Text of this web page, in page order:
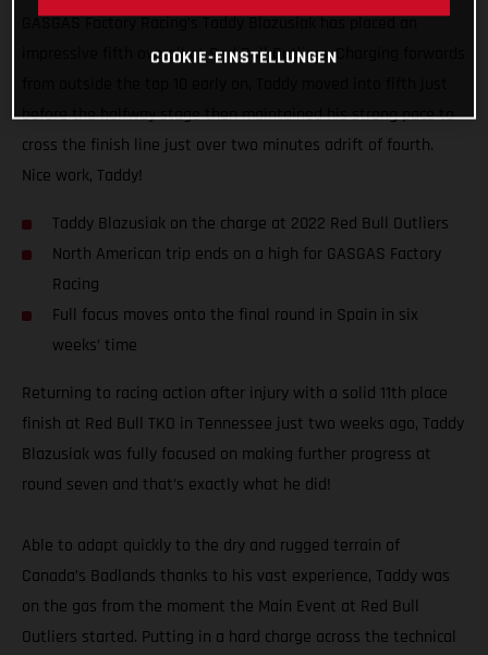
GASGAS Factory Racing’s Taddy Blazusiak has placed an
impressive fifth overall at Red Bull Outliers. Charging forwards
before the halfway stage then maintained his strong pace to
cross the finish line just over two minutes adrift of fourth.
Nice work, Taddy!
Taddy Blazusiak on the charge at 2022 Red Bull Outliers
North American trip ends on a high for GASGAS Factory
Racing
Full focus moves onto the final round in Spain in six
weeks’ time
Returning to racing action after injury with a solid 11th place
finish at Red Bull TKO in Tennessee just two weeks ago, Taddy
Blazusiak was fully focused on making further progress at
round seven and that’s exactly what he did!
Able to adapt quickly to the dry and rugged terrain of
Canada’s Badlands thanks to his vast experience, Taddy was
on the gas from the moment the Main Event at Red Bull
Outliers started. Putting in a hard charge across the technical
COOKIE-EINSTELLUNGEN